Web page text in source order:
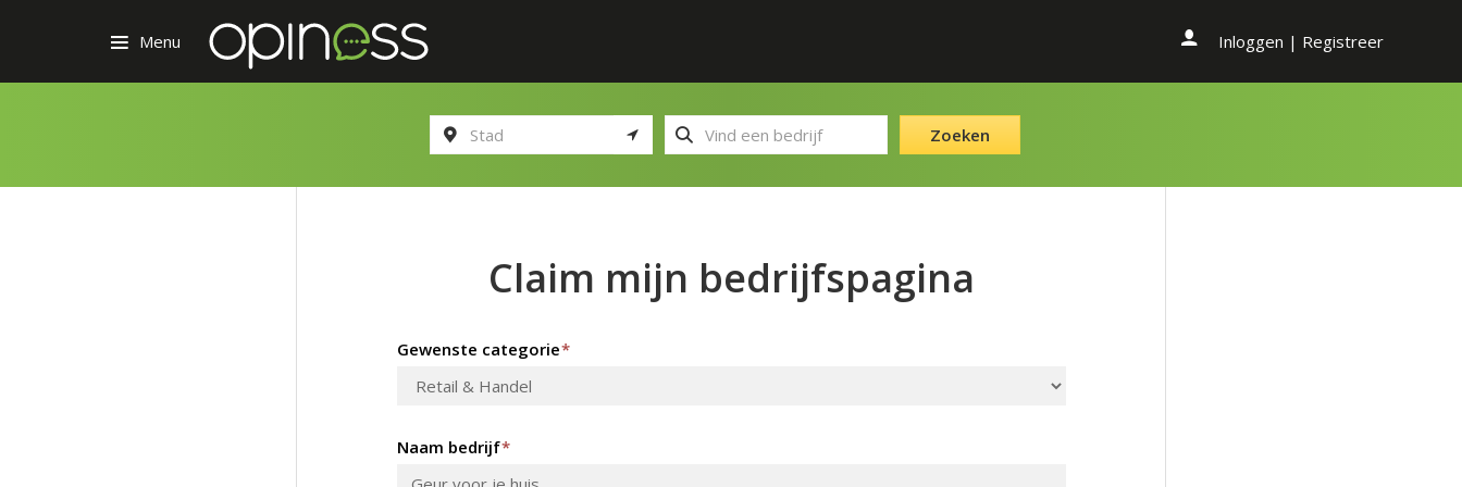
Menu Inloggen | Registreer
Zoeken
Claim mijn bedrijfspagina
Gewenste categorie*
Naam bedrijf*